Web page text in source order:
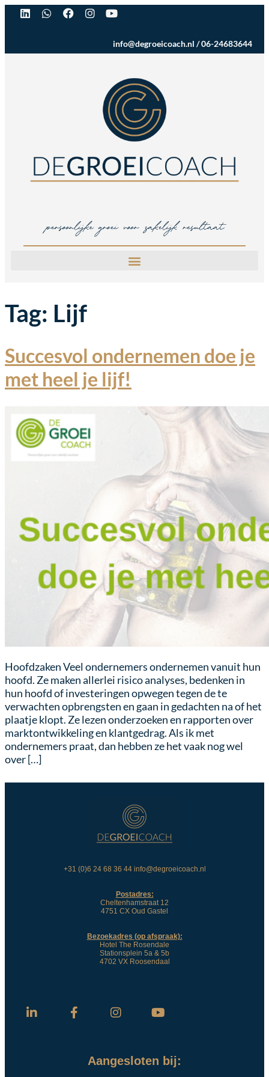
info@degroeicoach.nl /06-24683644
Tag: Lijf
Succesvol ondernemen doe je
met heel je lijf!
Hoofdzaken Veel ondernemers ondernemen vanuit hun
hoofd. Ze maken allerlei risico analyses, bedenken in
hun hoofd of investeringen opwegen tegen de te
verwachten opbrengsten en gaan in gedachten na of het
plaatje klopt. Ze lezen onderzoeken en rapporten over
marktontwikkeling en klantgedrag. Als ik met
ondernemers praat, dan hebben ze het vaak nog wel
over […]
+31 (0)6 24 68 36 44 info@degroeicoach.nl
Postadres:
Cheltenhamstraat 12
4751 CX Oud Gastel
Bezoekadres (op afspraak):
Hotel The Rosendale
Stationsplein 5a & 5b
4702 VX Roosendaal
Aangesloten bij: